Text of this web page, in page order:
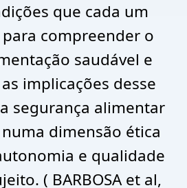
que cada um
compreender o
saudável e
implicações desse
segurança alimentar
dimensão ética
e qualidade
( BARBOSA et al,